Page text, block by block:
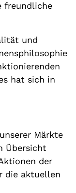
freundliche
und
hat sich in
Märkte
Übersicht
der
die aktuellen